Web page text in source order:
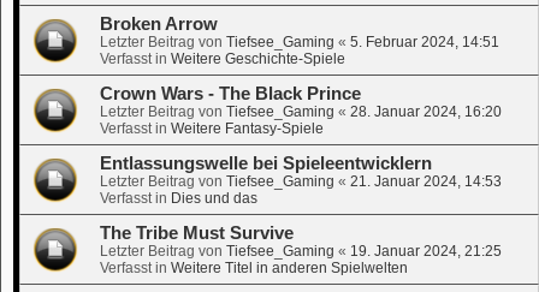
Broken Arrow
Letzter Beitrag von Tiefsee_Gaming « 5. Februar 2024, 14:51
Verfasst in Weitere Geschichte-Spiele
Crown Wars - The Black Prince
Letzter Beitrag von Tiefsee_Gaming « 28. Januar 2024, 16:20
Verfasst in Weitere Fantasy-Spiele
Entlassungswelle bei Spieleentwicklern
Letzter Beitrag von Tiefsee_Gaming « 21. Januar 2024, 14:53
Verfasst in Dies und das
The Tribe Must Survive
Letzter Beitrag von Tiefsee_Gaming « 19. Januar 2024, 21:25
Verfasst in Weitere Titel in anderen Spielwelten